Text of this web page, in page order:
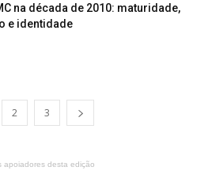
na década de 2010: maturidade,
e identidade
2 3
apoiadores desta edição